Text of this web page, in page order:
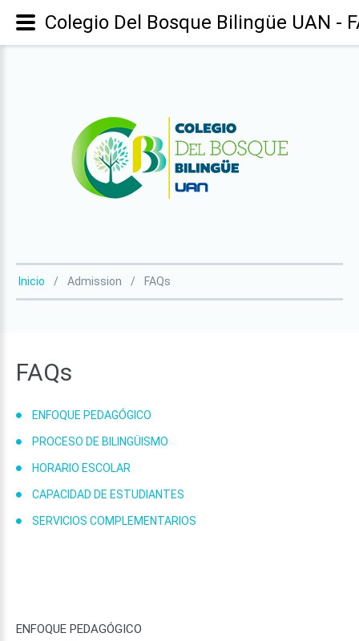
Inicio Admission FAQs
FAQs
ENFOQUE PEDAGÓGICO
PROCESO DE BILINGÜISMO
HORARIO ESCOLAR
CAPACIDAD DE ESTUDIANTES
SERVICIOS COMPLEMENTARIOS
ENFOQUE PEDAGÓGICO
Colegio Del Bosque Bilingüe UAN -